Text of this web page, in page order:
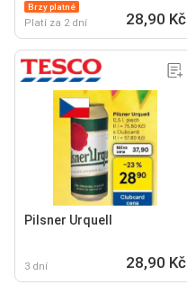
Brzy platné
Platí za 2 dní 28,90 Kč
Pilsner Urquell
3 dní 28,90 Kč